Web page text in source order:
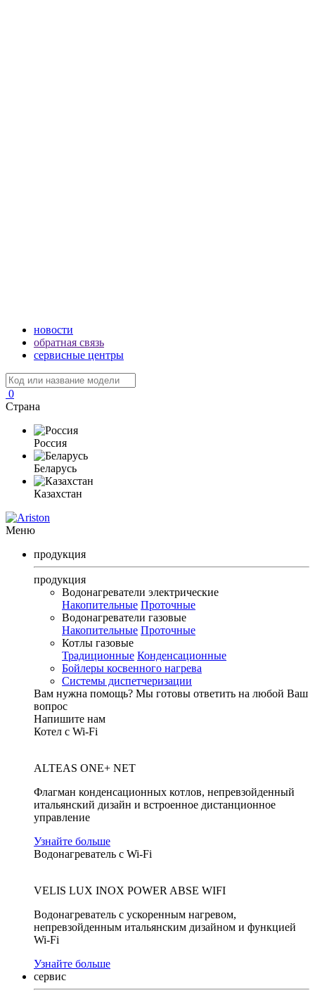
новости
обратная связь
сервисные центры
0
Страна
Россия
Беларусь
Казахстан
Меню
продукция
продукция
Водонагреватели электрические
Накопительные Проточные
Водонагреватели газовые
Накопительные Проточные
Котлы газовые
Традиционные Конденсационные
Бойлеры косвенного нагрева
Системы диспетчеризации
Вам нужна помощь? Мы готовы ответить на любой Ваш
вопрос
Напишите нам
Котел с Wi-Fi
ALTEAS ONE+ NET
Флагман конденсационных котлов, непревзойденный
итальянский дизайн и встроенное дистанционное
управление
Узнайте больше
Водонагреватель с Wi-Fi
VELIS LUX INOX POWER ABSE WIFI
Водонагреватель с ускоренным нагревом,
непревзойденным итальянским дизайном и функцией
Wi-Fi
Узнайте больше
сервис